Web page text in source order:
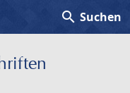
search Suchen